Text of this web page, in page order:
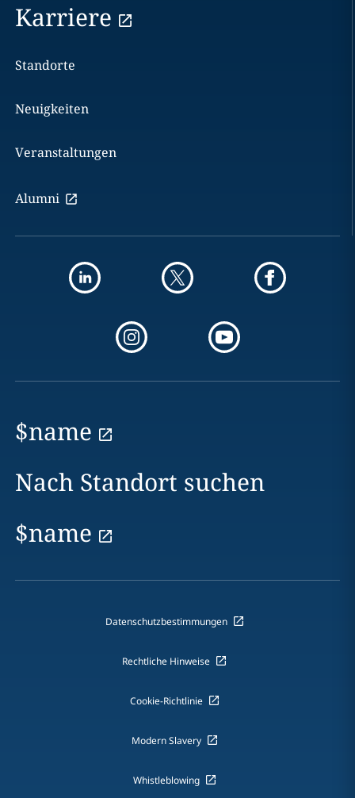
Karriere
Standorte
Neuigkeiten
Veranstaltungen
Alumni
$name
Nach Standort suchen
$name
Datenschutzbestimmungen
Rechtliche Hinweise
Cookie-Richtlinie
Modern Slavery
Whistleblowing